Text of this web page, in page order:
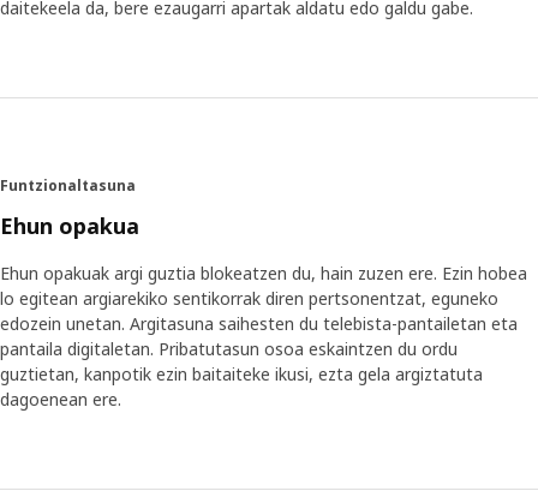
daitekeela da, bere ezaugarri apartak aldatu edo galdu gabe.
Funtzionaltasuna
Ehun opakua
Ehun opakuak argi guztia blokeatzen du, hain zuzen ere. Ezin hobea
lo egitean argiarekiko sentikorrak diren pertsonentzat, eguneko
edozein unetan. Argitasuna saihesten du telebista-pantailetan eta
pantaila digitaletan. Pribatutasun osoa eskaintzen du ordu
guztietan, kanpotik ezin baitaiteke ikusi, ezta gela argiztatuta
dagoenean ere.